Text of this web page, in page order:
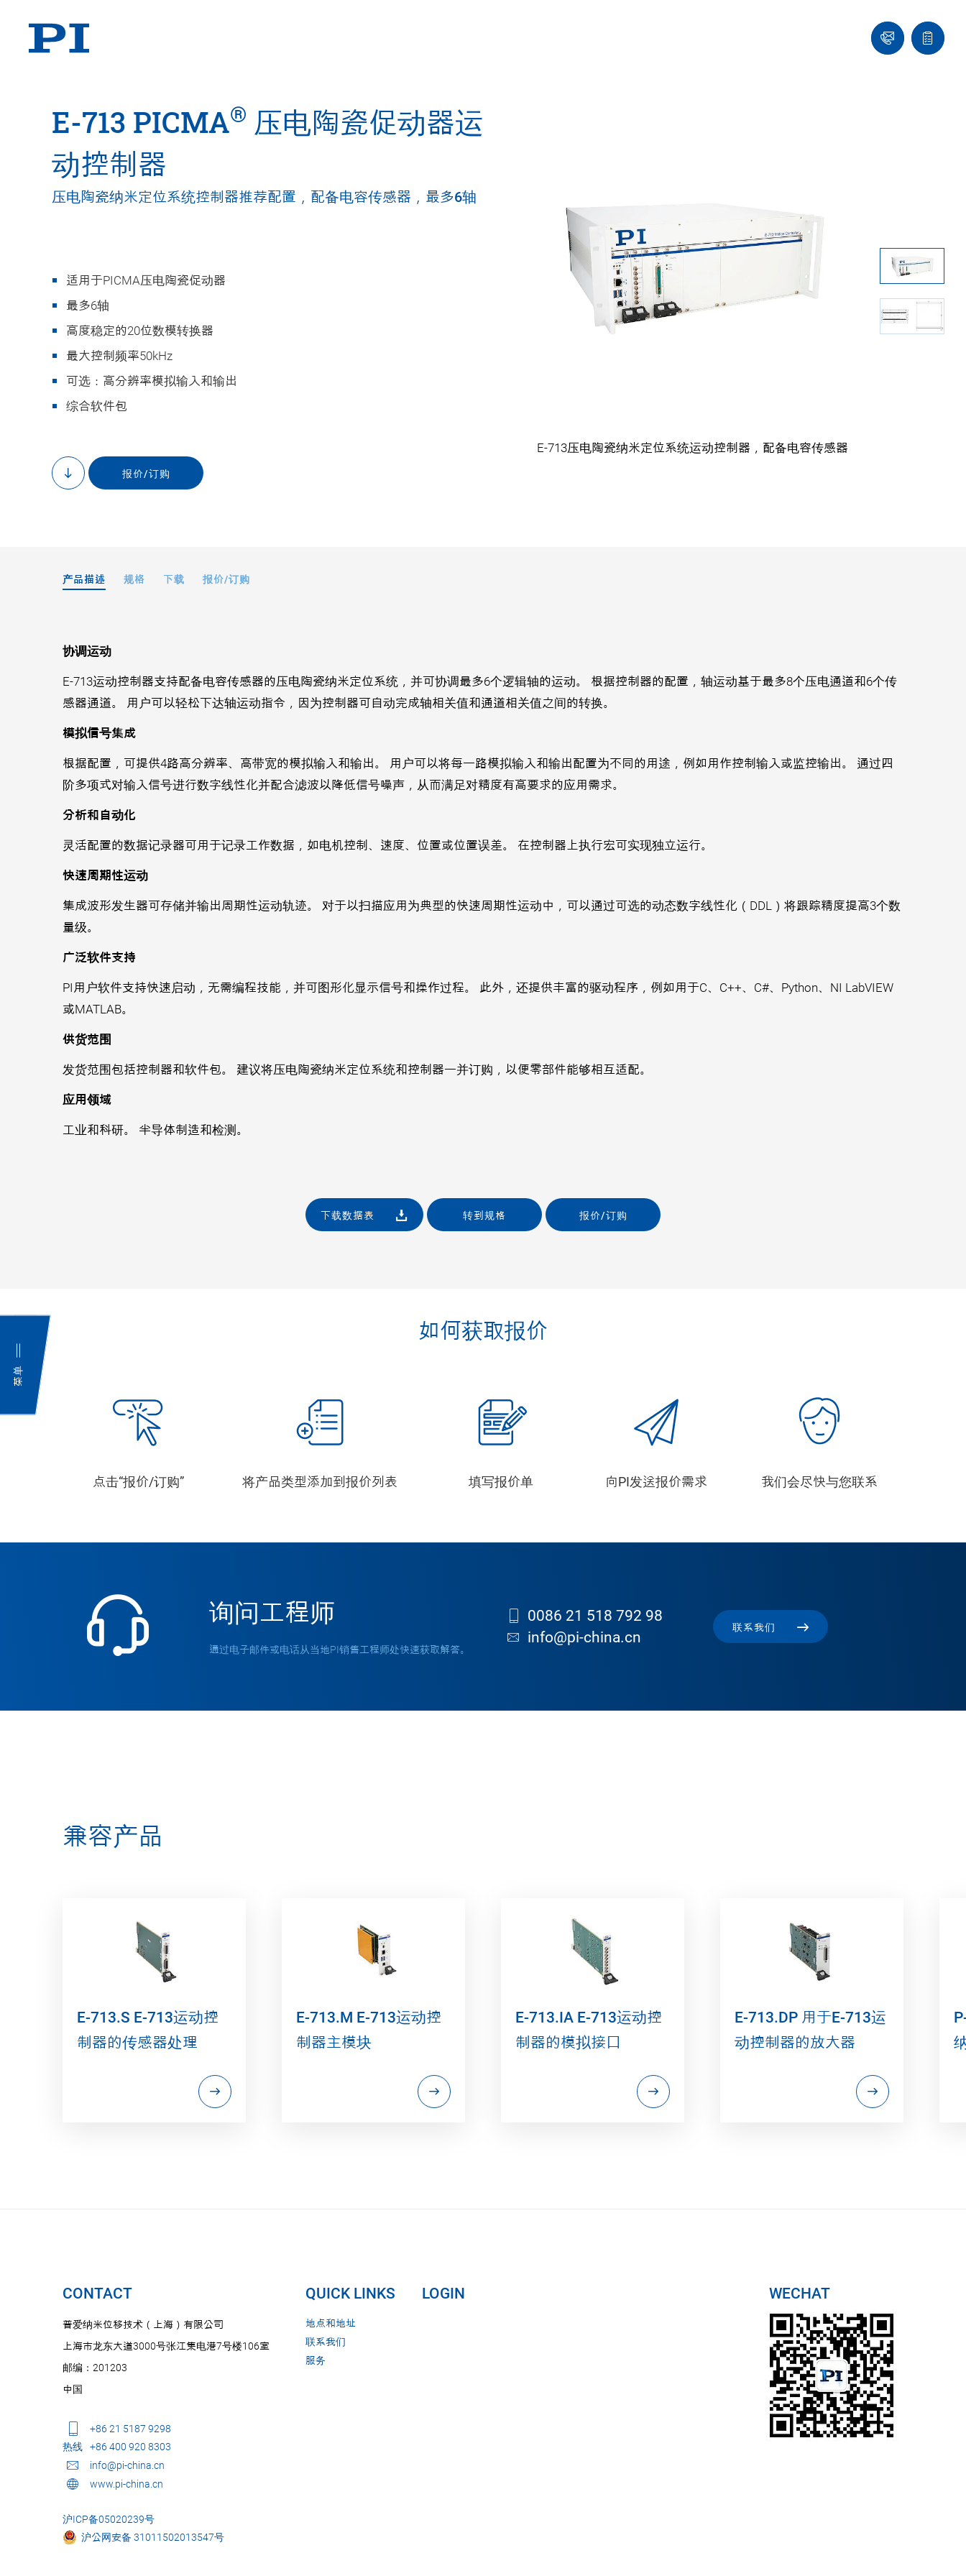
菜单
联
系
报
价
E-713 PICMA® 压电陶瓷促动器运
动控制器
压电陶瓷纳米定位系统控制器推荐配置，配备电容传感器，最多6轴
适用于PICMA压电陶瓷促动器
最多6轴
高度稳定的20位数模转换器
最大控制频率50kHz
可选：高分辨率模拟输入和输出
综合软件包
to
content
报价/订购
E-713压电陶瓷纳米定位系统运动控制器，配备电容传感器
产品描述 规格 下载 报价/订购
协调运动
E-713运动控制器支持配备电容传感器的压电陶瓷纳米定位系统，并可协调最多6个逻辑轴的运动。 根据控制器的配置，轴运动基于最多8个压电通道和6个传
感器通道。 用户可以轻松下达轴运动指令，因为控制器可自动完成轴相关值和通道相关值之间的转换。
模拟信号集成
根据配置，可提供4路高分辨率、高带宽的模拟输入和输出。 用户可以将每一路模拟输入和输出配置为不同的用途，例如用作控制输入或监控输出。 通过四
阶多项式对输入信号进行数字线性化并配合滤波以降低信号噪声，从而满足对精度有高要求的应用需求。
分析和自动化
灵活配置的数据记录器可用于记录工作数据，如电机控制、速度、位置或位置误差。 在控制器上执行宏可实现独立运行。
快速周期性运动
集成波形发生器可存储并输出周期性运动轨迹。 对于以扫描应用为典型的快速周期性运动中，可以通过可选的动态数字线性化（DDL）将跟踪精度提高3个数
量级。
广泛软件支持
PI用户软件支持快速启动，无需编程技能，并可图形化显示信号和操作过程。 此外，还提供丰富的驱动程序，例如用于C、C++、C#、Python、NI LabVIEW
或MATLAB。
供货范围
发货范围包括控制器和软件包。 建议将压电陶瓷纳米定位系统和控制器一并订购，以便零部件能够相互适配。
应用领域
工业和科研。 半导体制造和检测。
下载数据表 转到规格 报价/订购
如何获取报价
点击“报价/订购” 将产品类型添加到报价列表 填写报价单 向PI发送报价需求 我们会尽快与您联系
询问工程师
通过电子邮件或电话从当地PI销售工程师处快速获取解答。
0086 21 518 792 98
info@pi-china.cn
联系我们
兼容产品
E-713.S E-713运动控
制器的传感器处理
E-713.M E-713运动控
制器主模块
E-713.IA E-713运动控
制器的模拟接口
E-713.DP 用于E-713运
动控制器的放大器
CONTACT
普爱纳米位移技术（上海）有限公司
上海市龙东大道3000号张江集电港7号楼106室
邮编：201203
中国
+86 21 5187 9298
热线
+86 400 920 8303
info@pi-china.cn
www.pi-china.cn
沪ICP备05020239号
沪公网安备 31011502013547号
QUICK LINKS
地点和地址
联系我们
服务
LOGIN WECHAT